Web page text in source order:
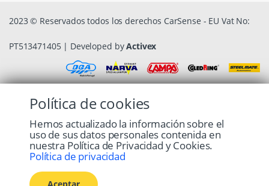
2023 © Reservados todos los derechos CarSense - EU Vat No:
PT513471405 | Developed byActivex
Política de cookies
Hemos actualizado la información sobre el
uso de sus datos personales contenida en
nuestra Política de Privacidad y Cookies.
Política de privacidad